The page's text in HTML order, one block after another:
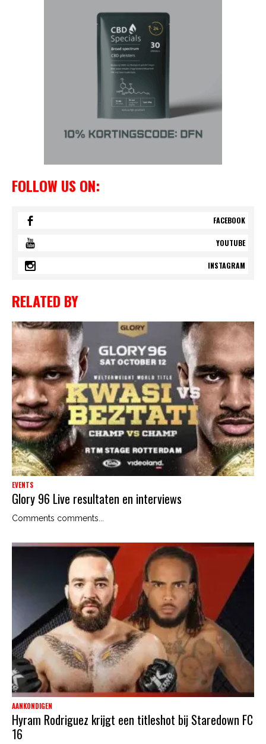
FOLLOW US ON:
FACEBOOK
YOUTUBE
INSTAGRAM
RELATED BY
EVENTS
Glory 96 Live resultaten en interviews
Comments comments...
AANKONDIGEN
Hyram Rodriguez krijgt een titleshot bij Staredown FC
16